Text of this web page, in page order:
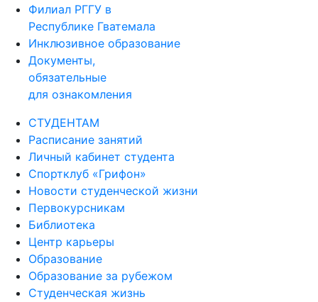
Филиал РГГУ в
Республике Гватемала
Инклюзивное образование
Документы,
обязательные
для ознакомления
СТУДЕНТАМ
Расписание занятий
Личный кабинет студента
Спортклуб «Грифон»
Новости студенческой жизни
Первокурсникам
Библиотека
Центр карьеры
Образование
Образование за рубежом
Студенческая жизнь